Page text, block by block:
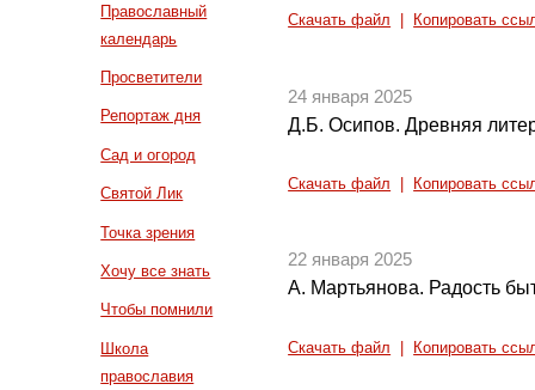
Православный
календарь
Просветители
Репортаж дня
Сад и огород
Святой Лик
Точка зрения
Хочу все знать
Чтобы помнили
Школа
православия
Скачать файл Копировать
24 января 2025
Д.Б. Осипов. Древняя
Скачать файл Копировать
22 января 2025
А. Мартьянова. Радость
Скачать файл Копировать